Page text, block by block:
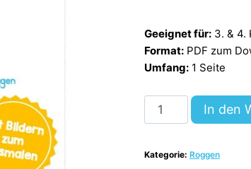
Geeignet für: 3. & 4.
Format: PDF zum
Umfang: 1 Seite
Steckbrief
Roggen
Menge
In den
Kategorie: Roggen